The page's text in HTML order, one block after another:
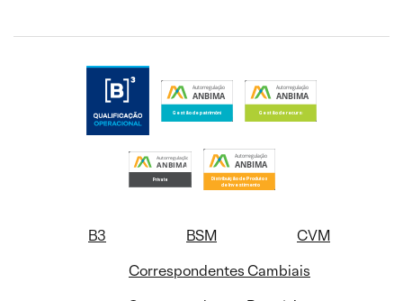
B3 BSM
CVM
Correspondentes Cambiais